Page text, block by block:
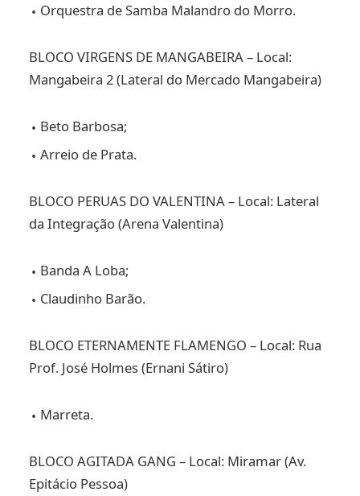
Orquestra de Samba Malandro do Morro.
BLOCO VIRGENS DE MANGABEIRA – Local:
Mangabeira 2 (Lateral do Mercado Mangabeira)
Beto Barbosa;
Arreio de Prata.
BLOCO PERUAS DO VALENTINA – Local: Lateral
da Integração (Arena Valentina)
Banda A Loba;
Claudinho Barão.
BLOCO ETERNAMENTE FLAMENGO – Local: Rua
Prof. José Holmes (Ernani Sátiro)
Marreta.
BLOCO AGITADA GANG – Local: Miramar (Av.
Epitácio Pessoa)